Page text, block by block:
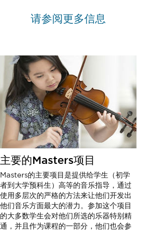
请参阅更多信息
主要的Masters项目
Masters的主要项目是提供给学生（初学
者到大学预科生）高等的音乐指导，通过
使用多层次的严格的方法来让他们开发出
他们音乐方面最大的潜力。参加这个项目
的大多数学生会对他们所选的乐器特别精
通，并且作为课程的一部分，他们也会参